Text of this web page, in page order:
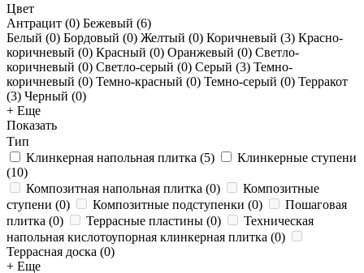
Цвет
Антрацит (0) Бежевый (6)
Белый (0) Бордовый (0) Желтый (0) Коричневый (3) Красно-
коричневый (0) Красный (0) Оранжевый (0) Светло-
коричневый (0) Светло-серый (0) Серый (3) Темно-
коричневый (0) Темно-красный (0) Темно-серый (0) Терракот
(3) Черный (0)
+ Еще
Показать
Тип
Клинкерная напольная плитка (5)
Клинкерные ступени
(10)
Композитная напольная плитка (0)
Композитные
ступени (0) Композитные подступенки (0)
Пошаговая
плитка (0) Террасные пластины (0)
Техническая
напольная кислотоупорная клинкерная плитка (0)
Террасная доска (0)
+ Еще